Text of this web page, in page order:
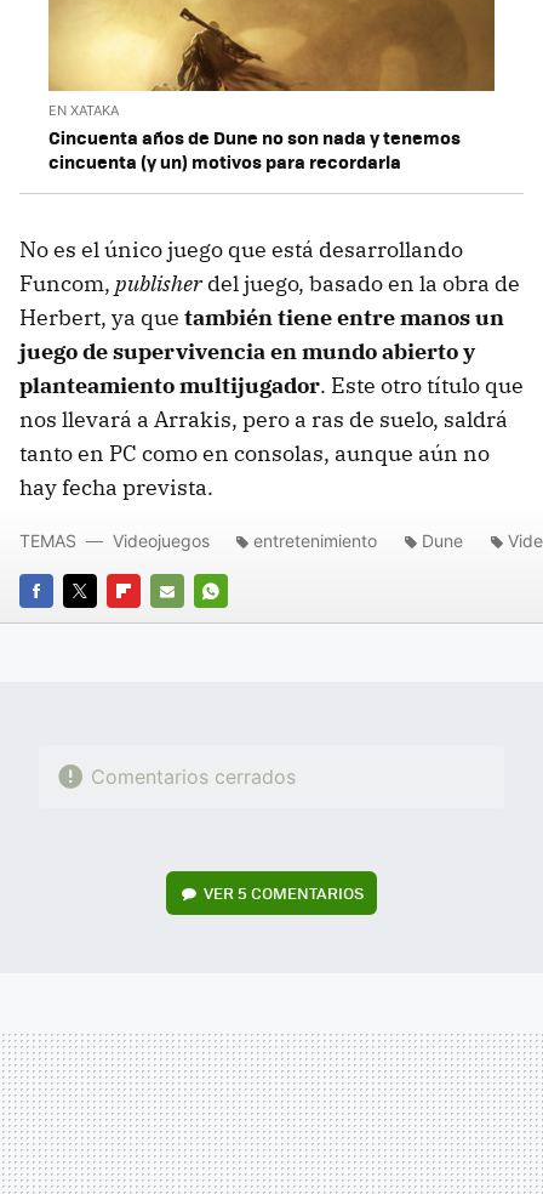
EN XATAKA
Cincuenta años de Dune no son nada y tenemos
cincuenta (y un) motivos para recordarla
No es el único juego que está desarrollando
Funcom, publisherdel juego, basado en la obra de
Herbert, ya que también tiene entre manos un
juego de supervivencia en mundo abierto y
planteamiento multijugador. Este otro título que
nos llevará a Arrakis, pero a ras de suelo, saldrá
tanto en PC como en consolas, aunque aún no
hay fecha prevista.
FACEBOOK
TWITTERFLIPBOARD
E-
WHATSAPP
TEMAS Videojuegos entretenimiento Dune
Comentarios cerrados
VER 5 COMENTARIOS